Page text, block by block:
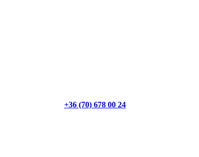
+36 (70) 678 00 24